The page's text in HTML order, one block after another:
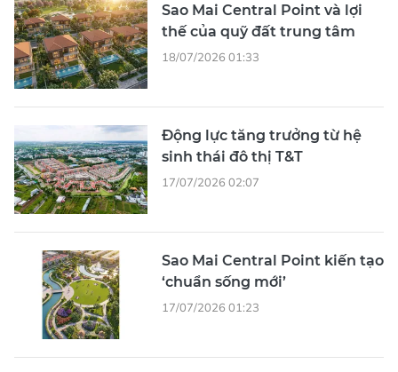
Sao Mai Central Point và lợi
thế của quỹ đất trung tâm
18/07/2026 01:33
Động lực tăng trưởng từ hệ
sinh thái đô thị T&T
17/07/2026 02:07
Sao Mai Central Point kiến tạo
‘chuẩn sống mới’
17/07/2026 01:23